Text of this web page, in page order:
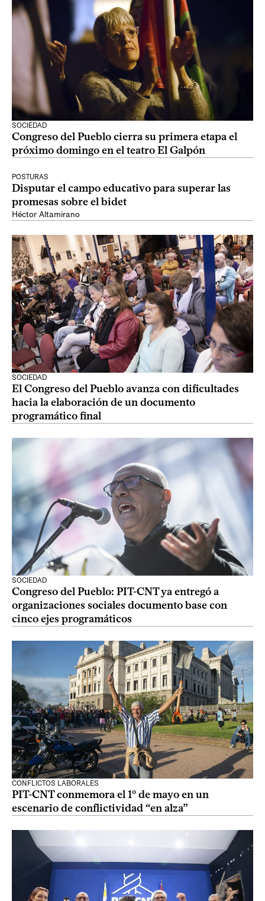
SOCIEDAD
Congreso del Pueblo cierra su primera etapa el
próximo domingo en el teatro El Galpón
POSTURAS
Disputar el campo educativo para superar las
promesas sobre el bidet
Héctor Altamirano
SOCIEDAD
El Congreso del Pueblo avanza con dificultades
hacia la elaboración de un documento
programático final
SOCIEDAD
Congreso del Pueblo: PIT-CNT ya entregó a
organizaciones sociales documento base con
cinco ejes programáticos
CONFLICTOS LABORALES
PIT-CNT conmemora el 1º de mayo en un
escenario de conflictividad “en alza”